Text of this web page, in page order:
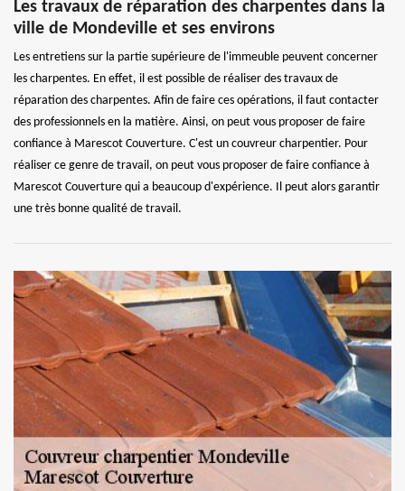
Les travaux de réparation des charpentes dans la
ville de Mondeville et ses environs
Les entretiens sur la partie supérieure de l'immeuble peuvent concerner
les charpentes. En effet, il est possible de réaliser des travaux de
réparation des charpentes. Afin de faire ces opérations, il faut contacter
des professionnels en la matière. Ainsi, on peut vous proposer de faire
confiance à Marescot Couverture. C'est un couvreur charpentier. Pour
réaliser ce genre de travail, on peut vous proposer de faire confiance à
Marescot Couverture qui a beaucoup d'expérience. Il peut alors garantir
une très bonne qualité de travail.